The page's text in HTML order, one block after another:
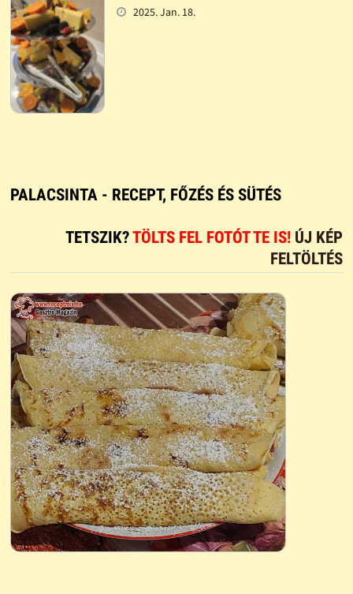
2025. Jan. 18.
PALACSINTA - RECEPT, FŐZÉS ÉS SÜTÉS
TETSZIK?TÖLTS FEL FOTÓT TE IS! ÚJ KÉP
FELTÖLTÉS